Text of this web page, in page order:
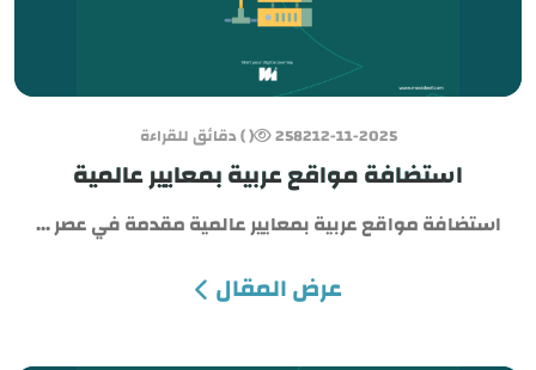
12-11-2025
2582 ( ) دقائق للقراءة
استضافة مواقع عربية بمعايير عالمية
استضافة مواقع عربية بمعايير عالمية مقدمة في عصر ...
عرض المقال